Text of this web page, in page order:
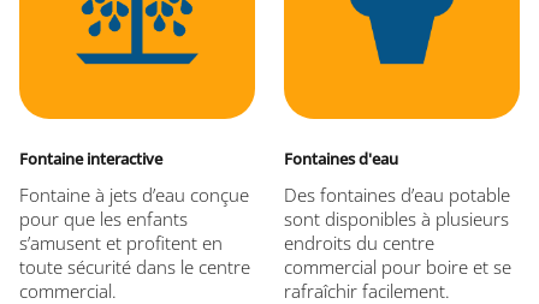
Fontaine interactive
Fontaine à jets d’eau conçue
pour que les enfants
s’amusent et profitent en
toute sécurité dans le centre
commercial.
Fontaines d'eau
Des fontaines d’eau potable
sont disponibles à plusieurs
endroits du centre
commercial pour boire et se
rafraîchir facilement.